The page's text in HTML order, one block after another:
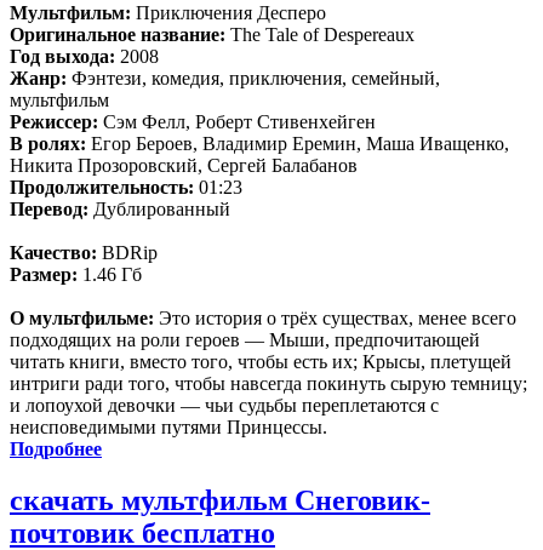
Мультфильм: Приключения Десперо
Оригинальное название: The Tale of Despereaux
Год выхода: 2008
Жанр: Фэнтези, комедия, приключения, семейный,
мультфильм
Режиссер: Сэм Фелл, Роберт Стивенхейген
В ролях: Егор Бероев, Владимир Еремин, Маша Иващенко,
Никита Прозоровский, Сергей Балабанов
Продолжительность: 01:23
Перевод: Дублированный
Качество: BDRip
Размер: 1.46 Гб
О мультфильме: Это история о трёх существах, менее всего
подходящих на роли героев — Мыши, предпочитающей
читать книги, вместо того, чтобы есть их; Крысы, плетущей
интриги ради того, чтобы навсегда покинуть сырую темницу;
и лопоухой девочки — чьи судьбы переплетаются с
неисповедимыми путями Принцессы.
Подробнее
скачать мультфильм Снеговик-
почтовик бесплатно